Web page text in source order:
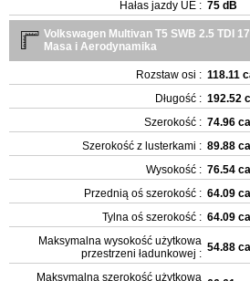
Hałas jazdy UE : 75 dB
Volkswagen Multivan T5 SWB 2.5 TDI
Masa i Aerodynamika
Rozstaw osi : 118.11
Długość : 192.52
Szerokość : 74.96
Szerokość z lusterkami : 89.88
Wysokość : 76.54
Przednią oś szerokość : 64.09
Tylna oś szerokość : 64.09
Maksymalna wysokość użytkowa
przestrzeni ładunkowej : 54.88
Maksymalna szerokość użytkowa